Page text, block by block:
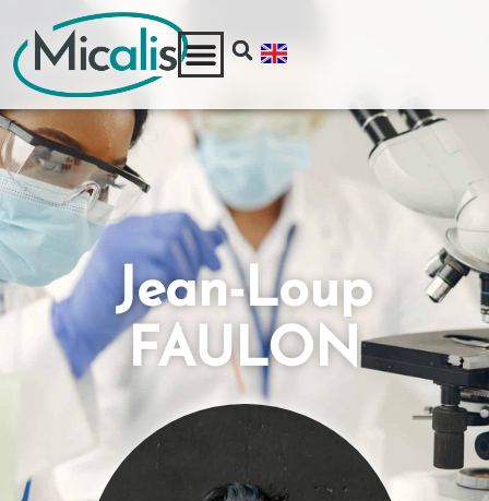
Jean-Loup
FAULON